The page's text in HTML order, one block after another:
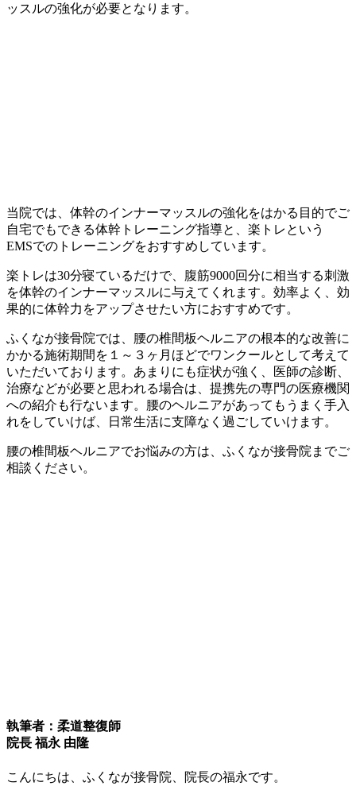
ッスルの強化が必要となります。
当院では、体幹のインナーマッスルの強化をはかる目的でご
自宅でもできる体幹トレーニング指導と、楽トレという
EMSでのトレーニングをおすすめしています。
楽トレは30分寝ているだけで、腹筋9000回分に相当する刺激
を体幹のインナーマッスルに与えてくれます。効率よく、効
果的に体幹力をアップさせたい方におすすめです。
ふくなが接骨院では、腰の椎間板ヘルニアの根本的な改善に
かかる施術期間を１～３ヶ月ほどでワンクールとして考えて
いただいております。あまりにも症状が強く、医師の診断、
治療などが必要と思われる場合は、提携先の専門の医療機関
への紹介も行ないます。腰のヘルニアがあってもうまく手入
れをしていけば、日常生活に支障なく過ごしていけます。
腰の椎間板ヘルニアでお悩みの方は、ふくなが接骨院までご
相談ください。
執筆者：柔道整復師
院長 福永 由隆
こんにちは、ふくなが接骨院、院長の福永です。